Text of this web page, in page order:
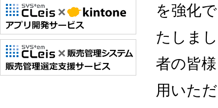
を強化
たしま
者の皆
用いた